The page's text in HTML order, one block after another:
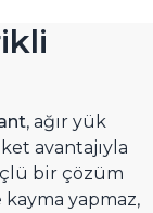
, ağır yük
avantajıyla
bir çözüm
kayma yapmaz,